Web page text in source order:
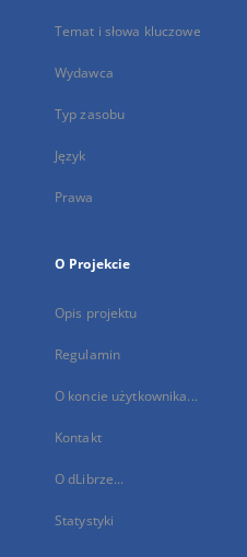
Temat i słowa kluczowe
Wydawca
Typ zasobu
Język
Prawa
O Projekcie
Opis projektu
Regulamin
O koncie użytkownika...
Kontakt
O dLibrze...
Statystyki